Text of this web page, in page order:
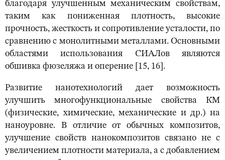
благодаря улучшенным механическим свойствам,
таким как пониженная плотность, высокие
прочность, жесткость и сопротивление усталости, по
сравнению с монолитными металлами. Основными
областями использования СИАЛов являются
обшивка фюзеляжа и оперение [15, 16].
Развитие нанотехнологий дает возможность
улучшить многофункциональные свойства КМ
(физические, химические, механические и др.) на
наноуровне. В отличие от обычных композитов,
улучшение свойств нанокомпозитов связано не с
увеличением плотности материала, а с добавлением